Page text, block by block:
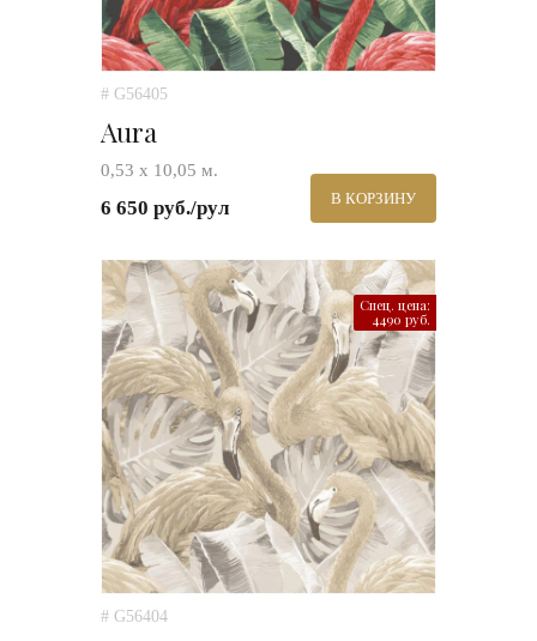
# G56405
Aura
0,53 х 10,05 м.
6 650 руб./рул В КОРЗИНУ
Спец. цена:
4490 руб.
# G56404